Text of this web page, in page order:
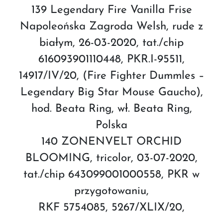
139 Legendary Fire Vanilla Frise
Napoleońska Zagroda Welsh, rude z
białym, 26-03-2020, tat./chip
616093901110448, PKR.I-95511,
14917/IV/20, (Fire Fighter Dummles –
Legendary Big Star Mouse Gaucho),
hod. Beata Ring, wł. Beata Ring,
Polska
140 ZONENVELT ORCHID
BLOOMING, tricolor, 03-07-2020,
tat./chip 643099001000558, PKR w
przygotowaniu,
RKF 5754085, 5267/XLIX/20,